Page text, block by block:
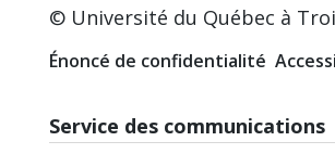
© Université du Québec à
Énoncé de confidentialité
Service des communications